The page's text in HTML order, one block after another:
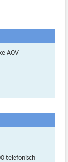
AOV
telefonisch